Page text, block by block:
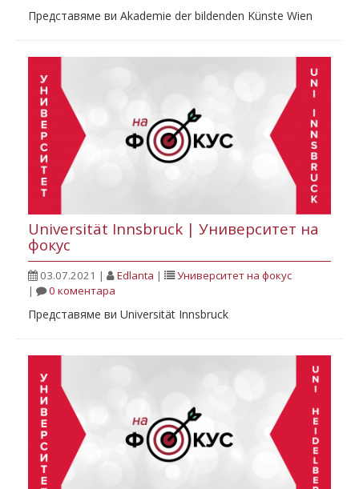
Представяме ви Аkademie der bildenden Künste Wien
Universität Innsbruck | Университет на
фокус
03.07.2021 | Edlanta |
Университет на фокус
|
0 коментара
Представяме ви Universität Innsbruck